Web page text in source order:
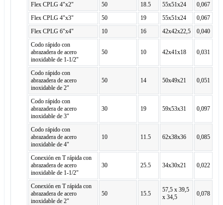
Flex CPLG 4"x2" 50 18.5 55x51x24
0,067
Flex CPLG 4"x3"
50 19 55x51x24
0,067
Flex CPLG 6"x4"
10 16 42x42x22,5
0,040
Codo rápido con
abrazadera de acero
inoxidable de 1-1/2"
50 10 42x41x18 0,031
Codo rápido con
abrazadera de acero
inoxidable de 2"
50 14 50x49x21 0,051
Codo rápido con
abrazadera de acero
inoxidable de 3"
30 19 59x53x31 0,097
Codo rápido con
abrazadera de acero
inoxidable de 4"
10 11.5 62x38x36 0,085
Conexión en T rápida con
abrazadera de acero
inoxidable de 1-1/2"
30 25.5 34x30x21 0,022
Conexión en T rápida con
abrazadera de acero
inoxidable de 2"
50 15.5
57,5 x 39,5
x 34,5
0,078